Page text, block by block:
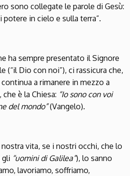
sono collegate le parole di Gesù:
in cielo e sulla terra”.
ha sempre presentato il Signore
(“il Dio con noi”), ci rassicura che,
a rimanere in mezzo a
è la Chiesa: “Io sono con voi
del mondo”(Vangelo).
nostra vita, se i nostri occhi, che lo
gli “uomini di Galilea”), lo sanno
lavoriamo, soffriamo,